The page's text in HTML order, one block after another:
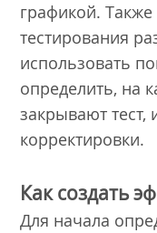
графикой.
тестирования
использовать
определить, на
закрывают тест,
корректировки.
Как создать
Для начала